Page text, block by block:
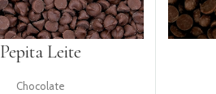
Pepita Leite
Chocolate